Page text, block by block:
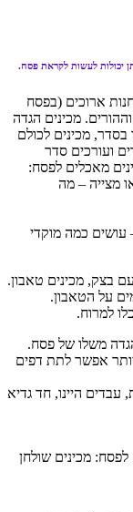
יכולות לעשות לקראת פסח.
ארוכים (בפסח
מכינים הגדה
מכינים לכולם
ועורכים סדר
מאכלים לפסח:
מצייה – מה
עושים כמה מוקדי
על הטאבון.
למרוח.
אפשר לתת דפים
היינו, חד גדיא
לפסח: מכינים שולחן